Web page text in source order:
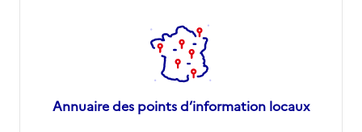
Annuaire des points d’information locaux